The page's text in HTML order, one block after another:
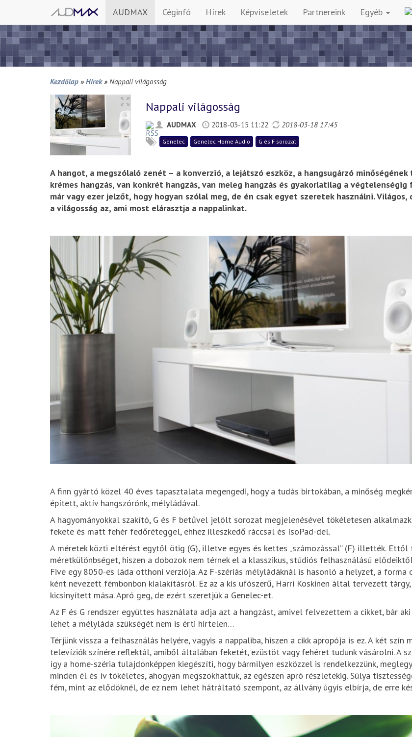
AUDMAX Céginfó Hírek Képviseletek Partnereink Egyéb
Kezdőlap » Hírek » Nappali világosság
Nappali világosság
AUDMAX 2018-03-15 11:22 2018-03-18 17:45
Genelec Genelec Home Audio G és F sorozat
A hangot, a megszólaló zenét – a konverzió, a lejátszó eszköz, a hangsugárzó
krémes hangzás, van konkrét hangzás, van meleg hangzás és gyakorlatilag a
már vagy ezer jelzőt, hogy hogyan szólal meg, de én csak egyet szeretek használni.
a világosság az, ami most elárasztja a nappalinkat.
A finn gyártó közel 40 éves tapasztalata megengedi, hogy a tudás birtokában, a minőség
épített, aktív hangszórónk, mélyládával.
A hagyományokkal szakító, G és F betűvel jelölt sorozat megjelenésével tökéletesen
fekete és matt fehér fedőréteggel, ehhez illeszkedő ráccsal és IsoPad-del.
A méretek közti eltérést egytől ötig (G), illetve egyes és kettes „számozással” (F) illették.
méretkülönbséget, hiszen a dobozok nem térnek el a klasszikus, stúdiós felhasználású
Five egy 8050-es láda otthoni verziója. Az F-szériás mélyládáknál is hasonló a helyzet, a
ként nevezett fémbonbon kialakításról. Ez az a kis ufószerű, Harri Koskinen által tervezett
kicsinyített mása. Apró geg, de ezért szeretjük a Genelec-et.
Az F és G rendszer együttes használata adja azt a hangzást, amivel felvezettem a cikket, bár
lehet a mélyláda szükségét nem is érti hirtelen…
Térjünk vissza a felhasználás helyére, vagyis a nappaliba, hiszen a cikk apropója is ez. A két
televíziók színére reflektál, amiből általában feketét, ezüstöt vagy fehéret tudunk vásárolni. A
így a home-széria tulajdonképpen kiegészíti, hogy bármilyen eszközzel is rendelkezzünk,
minden él és ív tökéletes, ahogyan megszokhattuk, az egészen apró részletekig. Súlya
fém, mint az elődöknél, de ez nem lehet hátráltató szempont, az állvány úgyis elbírja, de erre